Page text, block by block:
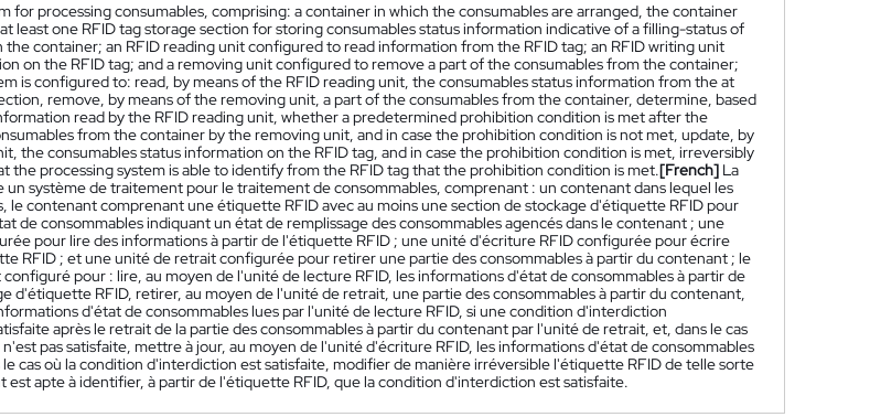
for processing consumables, comprising: a container in which the consumables are arranged, the container
least one RFID tag storage section for storing consumables status information indicative of a filling-status of
the container; an RFID reading unit configured to read information from the RFID tag; an RFID writing unit
on the RFID tag; and a removing unit configured to remove a part of the consumables from the container;
is configured to: read, by means of the RFID reading unit, the consumables status information from the at
remove, by means of the removing unit, a part of the consumables from the container, determine, based
read by the RFID reading unit, whether a predetermined prohibition condition is met after the
from the container by the removing unit, and in case the prohibition condition is not met, update, by
the consumables status information on the RFID tag, and in case the prohibition condition is met, irreversibly
the processing system is able to identify from the RFID tag that the prohibition condition is met.[French] La
système de traitement pour le traitement de consommables, comprenant : un contenant dans lequel les
le contenant comprenant une étiquette RFID avec au moins une section de stockage d'étiquette RFID pour
de consommables indiquant un état de remplissage des consommables agencés dans le contenant ; une
pour lire des informations à partir de l'étiquette RFID ; une unité d'écriture RFID configurée pour écrire
RFID ; et une unité de retrait configurée pour retirer une partie des consommables à partir du contenant ; le
pour : lire, au moyen de l'unité de lecture RFID, les informations d'état de consommables à partir de
d'étiquette RFID, retirer, au moyen de l'unité de retrait, une partie des consommables à partir du contenant,
d'état de consommables lues par l'unité de lecture RFID, si une condition d'interdiction
après le retrait de la partie des consommables à partir du contenant par l'unité de retrait, et, dans le cas
pas satisfaite, mettre à jour, au moyen de l'unité d'écriture RFID, les informations d'état de consommables
cas où la condition d'interdiction est satisfaite, modifier de manière irréversible l'étiquette RFID de telle sorte
est apte à identifier, à partir de l'étiquette RFID, que la condition d'interdiction est satisfaite.